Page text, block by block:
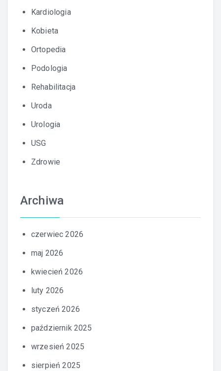
Kardiologia
Kobieta
Ortopedia
Podologia
Rehabilitacja
Uroda
Urologia
USG
Zdrowie
Archiwa
czerwiec 2026
maj 2026
kwiecień 2026
luty 2026
styczeń 2026
październik 2025
wrzesień 2025
sierpień 2025